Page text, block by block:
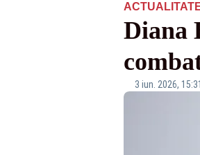
Diana
3 iun. 2026, 15:31